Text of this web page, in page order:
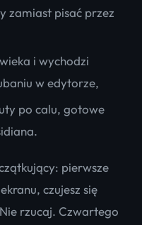
zamiast pisać przez
i wychodzi
w edytorze,
po calu, gotowe
pierwsze
czujesz się
rzucaj. Czwartego